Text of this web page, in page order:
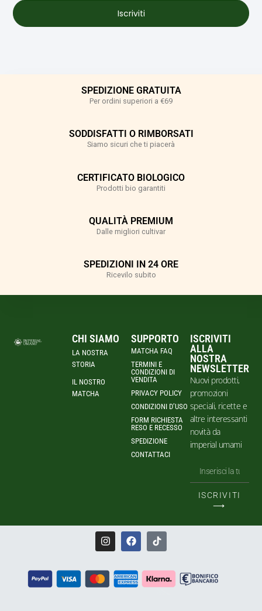
Iscriviti
SPEDIZIONE GRATUITA
Per ordini superiori a €69
SODDISFATTI O RIMBORSATI
Siamo sicuri che ti piacerà
CERTIFICATO BIOLOGICO
Prodotti bio garantiti
QUALITÀ PREMIUM
Dalle migliori cultivar
SPEDIZIONI IN 24 ORE
Ricevilo subito
CHI SIAMO
LA NOSTRA
STORIA
IL NOSTRO
MATCHA
SUPPORTO
MATCHA FAQ
TERMINI E
CONDIZIONI DI
VENDITA
PRIVACY POLICY
CONDIZIONI D’USO
FORM RICHIESTA
RESO E RECESSO
SPEDIZIONE
CONTATTACI
ISCRIVITI
ALLA
NOSTRA
NEWSLETTER
Nuovi prodotti,
promozioni
speciali, ricette e
altre interessanti
novità da
imperial umami
ISCRIVITI
⟶